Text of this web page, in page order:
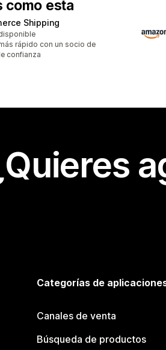
como esta
Shipping
rápido con un socio de
confianza
Categorías de
Canales de venta
Búsqueda de productos